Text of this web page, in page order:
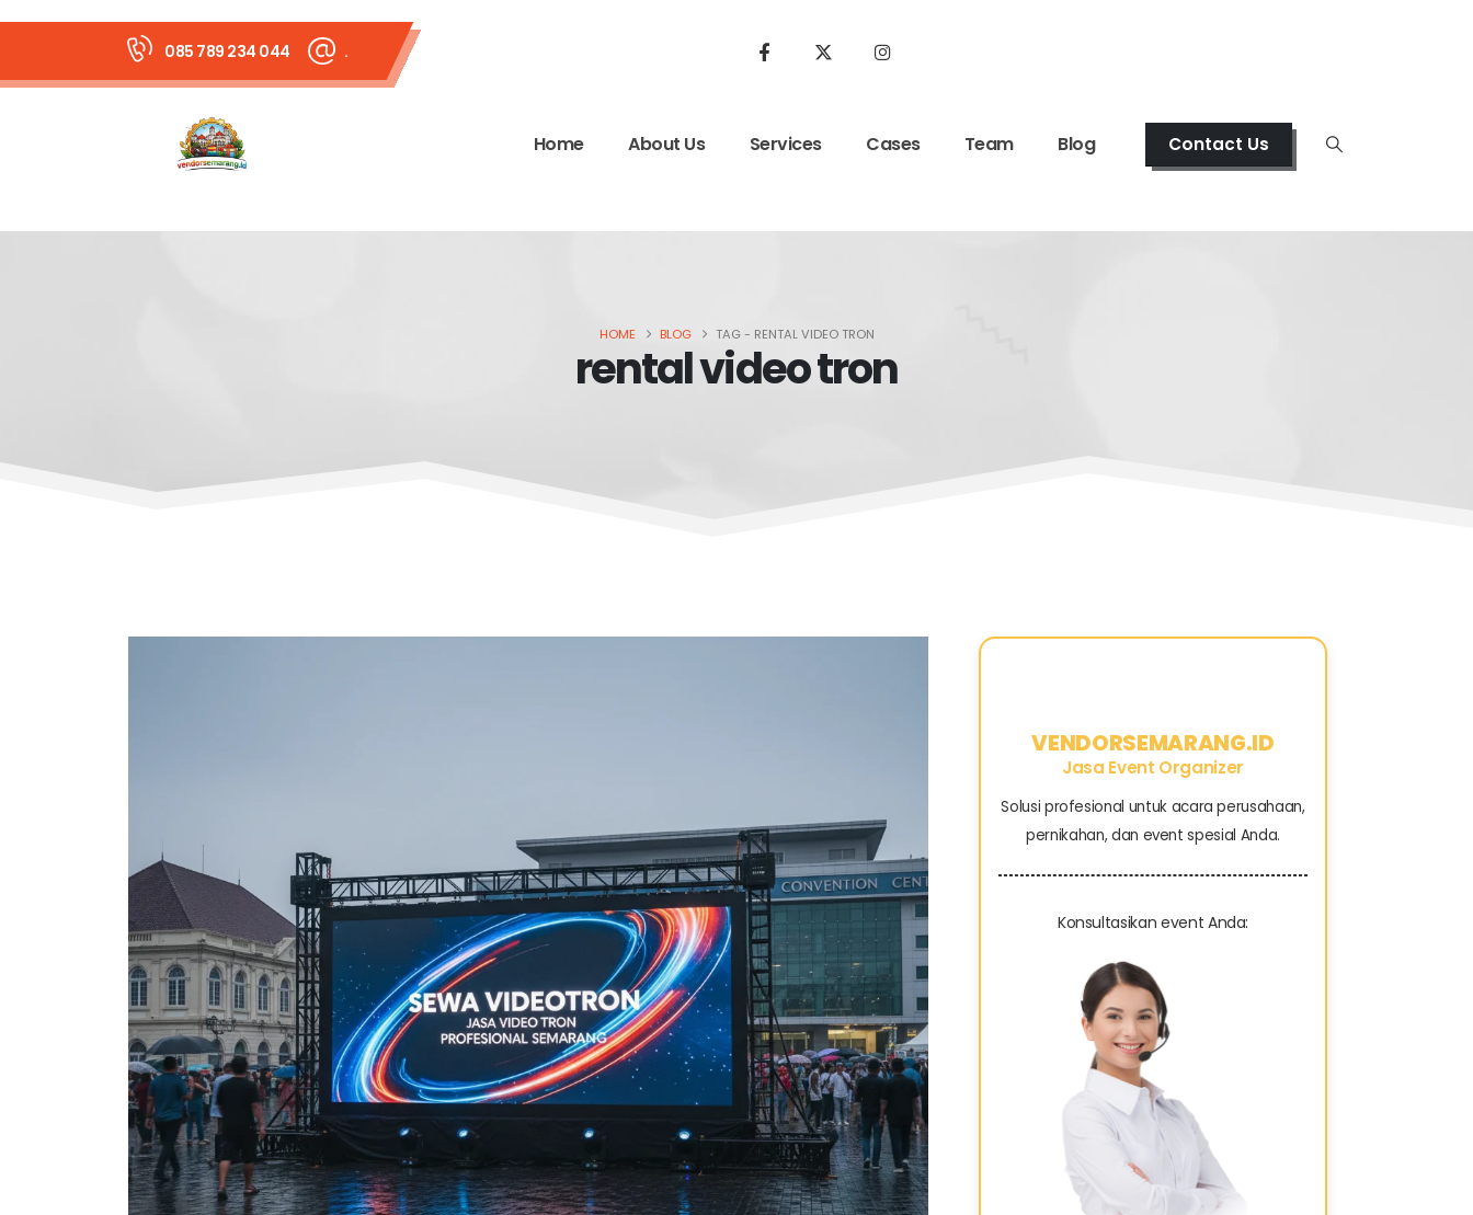
085 789 234 044 .
Home About Us Services Cases Team Blog Contact Us
HOME BLOG TAG - RENTAL VIDEO TRON
rental video tron
VENDORSEMARANG.ID
Jasa Event Organizer
Solusi profesional untuk acara perusahaan,
pernikahan, dan event spesial Anda.
Konsultasikan event Anda: